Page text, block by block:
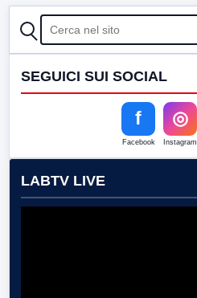
CERCA
SEGUICI SUI SOCIAL
f
Facebook
◎
Instagram
LABTV LIVE